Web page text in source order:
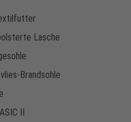
Lasche
Brandsohle
II